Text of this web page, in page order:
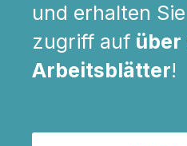
und erhalten Sie
zugriff auf über
Arbeitsblätter!